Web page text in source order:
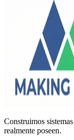
Construimos
realmente poseen.